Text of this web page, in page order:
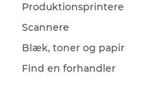
Produktionsprintere
Scannere
Blæk, toner og papir
Find en forhandler